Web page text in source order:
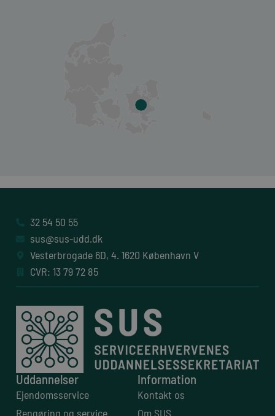
32 54 50 55
sus@sus-udd.dk
Vesterbrogade 6D, 4. 1620 København V
CVR: 13 79 72 85
Uddannelser
Ejendomsservice
Rengøring og service
Information
Kontakt os
Om SUS